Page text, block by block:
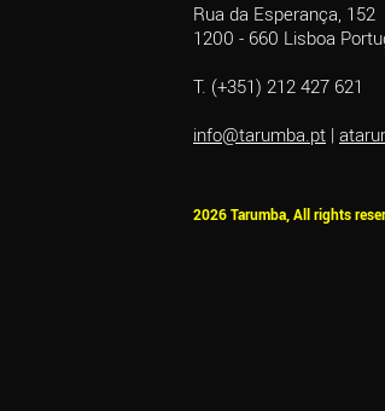
Rua da Esperança, 152
1200 - 660 Lisboa
T. (+351) 212 427 621
info@tarumba.pt |
2026 Tarumba, All rights